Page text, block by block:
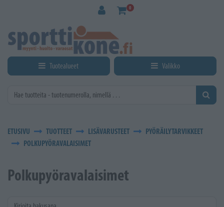
0
Tuotealueet Valikko
ETUSIVU TUOTTEET LISÄVARUSTEET
PYÖRÄILYTARVIKKEET
POLKUPYÖRAVALAISIMET
Polkupyöravalaisimet
Kirjoita hakusana